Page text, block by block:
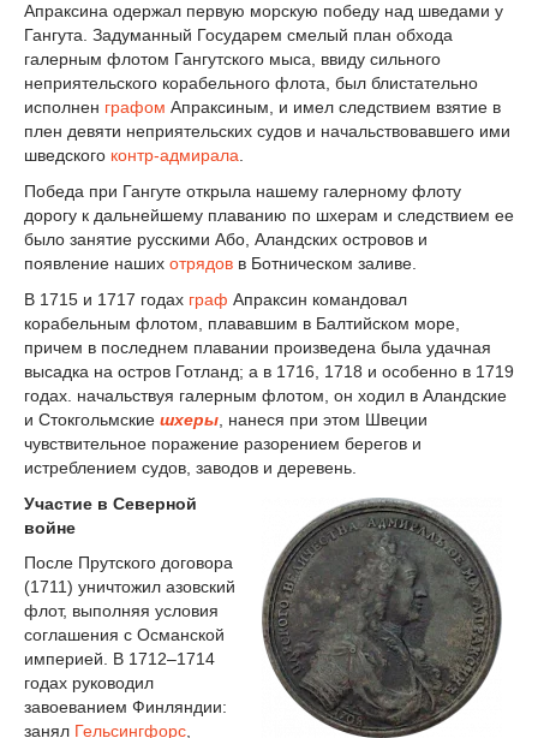
Апраксина одержал первую морскую победу над шведами у
Гангута. Задуманный Государем смелый план обхода
галерным флотом Гангутского мыса, ввиду сильного
неприятельского корабельного флота, был блистательно
исполнен графом Апраксиным, и имел следствием взятие в
плен девяти неприятельских судов и начальствовавшего ими
шведского контр-адмирала
Победа при Гангуте открыла нашему галерному флоту
дорогу к дальнейшему плаванию по шхерам и следствием ее
было занятие русскими Або, Аландских островов и
появление наших отрядов в Ботническом заливе.
В 1715 и 1717 годах граф Апраксин командовал
корабельным флотом, плававшим в Балтийском море,
причем в последнем плавании произведена была удачная
высадка на остров Готланд; а в 1716, 1718 и особенно в 1719
годах. начальствуя галерным флотом, он ходил в Аландские
и Стокгольмские шхеры , нанеся при этом Швеции
чувствительное поражение разорением берегов и
истреблением судов, заводов и деревень.
Участие в Северной
войне
После Прутского договора
(1711) уничтожил азовский
флот, выполняя условия
соглашения с Османской
империей. В 1712–1714
годах руководил
завоеванием Финляндии:
занял Гельсингфорс,